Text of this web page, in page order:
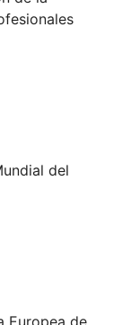
del
Europea de